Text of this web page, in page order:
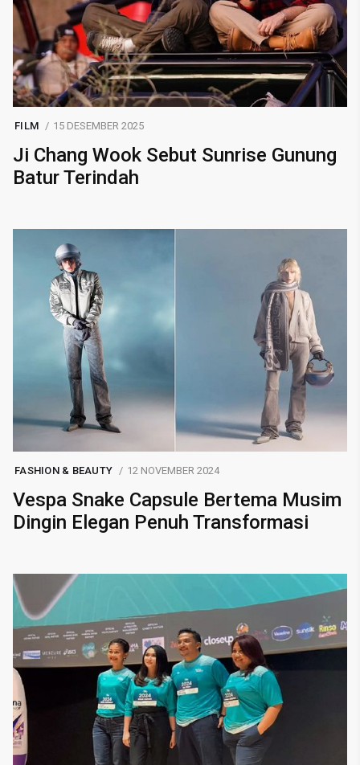
FILM 15 DESEMBER 2025
Ji Chang Wook Sebut Sunrise Gunung
Batur Terindah
FASHION & BEAUTY 12 NOVEMBER 2024
Vespa Snake Capsule Bertema Musim
Dingin Elegan Penuh Transformasi